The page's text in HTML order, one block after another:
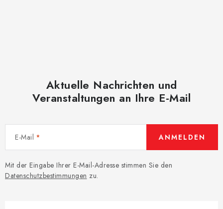
Aktuelle Nachrichten und
Veranstaltungen an Ihre E-Mail
E-Mail
Mit der Eingabe Ihrer E-Mail-Adresse stimmen Sie den
Datenschutzbestimmungen zu.
ANMELDEN